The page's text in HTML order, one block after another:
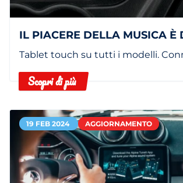
IL PIACERE DELLA MUSICA È
Tablet touch su tutti i modelli.
Scopri di più
19 FEB 2024 AGGIORNAMENTO